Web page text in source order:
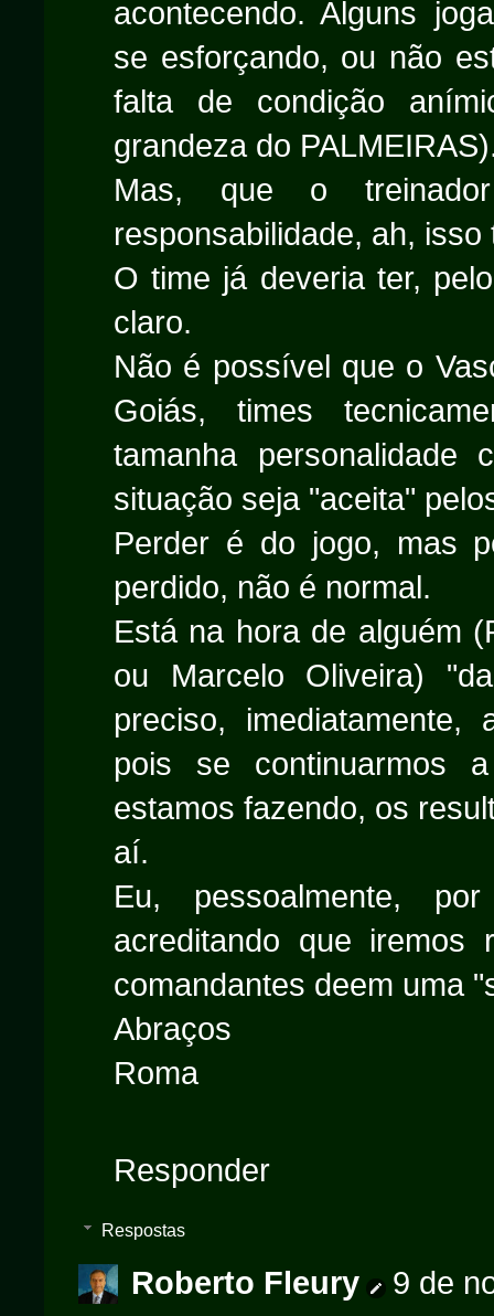
acontecendo. Alguns
se esforçando, ou não
falta de condição
grandeza do
Mas, que o
responsabilidade, ah, isso
O time já deveria ter,
claro.
Não é possível que o
Goiás, times
tamanha personalidade
situação seja "aceita"
Perder é do jogo, mas
perdido, não é normal.
Está na hora de alguém
ou Marcelo Oliveira)
preciso, imediatamente,
pois se continuarmos
estamos fazendo, os
aí.
Eu, pessoalmente,
acreditando que
comandantes deem uma
Abraços
Roma
Responder
Respostas
Roberto Fleury
9 de